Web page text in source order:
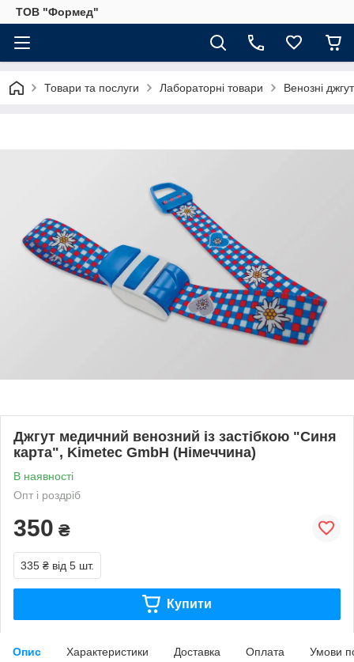
ТОВ "Формед"
Товари та послуги Лабораторні товари Венозні
Джгут медичний венозний із застібкою "Синя
карта", Kimetec GmbH (Німеччина)
В наявності
Опт і роздріб
350 ₴
335 ₴ від 5 шт.
Купити
Опис Характеристики Доставка Оплата Умови